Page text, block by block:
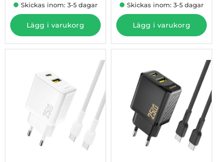
Skickas inom: 3-5 dagar
Lägg i varukorg
Skickas inom: 3-5 dagar
Lägg i varukorg